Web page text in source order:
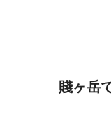
賤ヶ岳